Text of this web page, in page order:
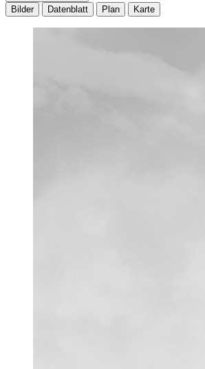
Bilder Datenblatt Plan Karte